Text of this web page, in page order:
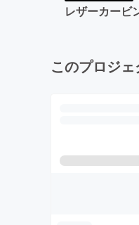
レザーカービ
このプロジ